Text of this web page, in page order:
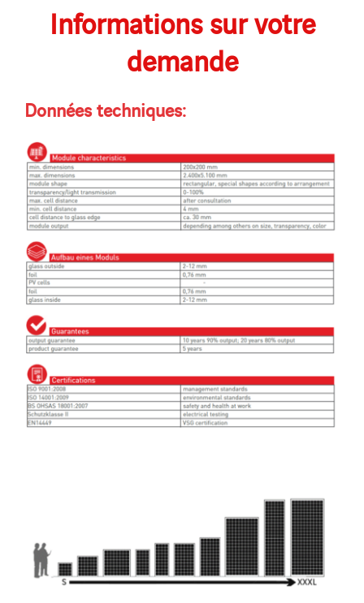
Informations sur votre
demande
Données techniques: